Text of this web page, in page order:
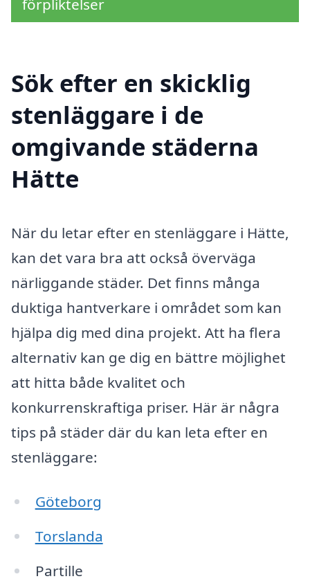
förpliktelser
Sök efter en skicklig
stenläggare i de
omgivande städerna
Hätte
När du letar efter en stenläggare i Hätte,
kan det vara bra att också överväga
närliggande städer. Det finns många
duktiga hantverkare i området som kan
hjälpa dig med dina projekt. Att ha flera
alternativ kan ge dig en bättre möjlighet
att hitta både kvalitet och
konkurrenskraftiga priser. Här är några
tips på städer där du kan leta efter en
stenläggare:
Göteborg
Torslanda
Partille